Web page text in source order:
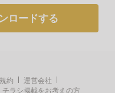
るだけで
ロードする
約
運営会社
チラシ掲載をお考えの方